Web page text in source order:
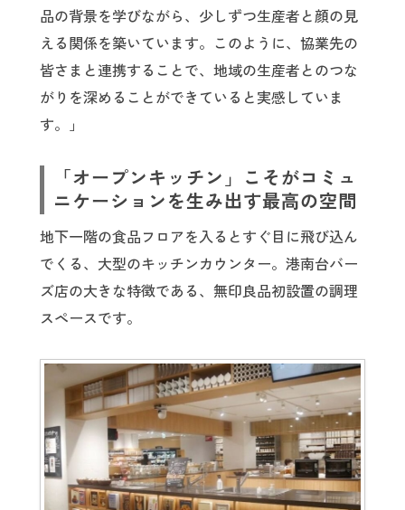
品の背景を学びながら、少しずつ生産者と顔の見
える関係を築いています。このように、協業先の
皆さまと連携することで、地域の生産者とのつな
がりを深めることができていると実感していま
す。」
「オープンキッチン」こそがコミュ
ニケーションを生み出す最高の空間
地下一階の食品フロアを入るとすぐ目に飛び込ん
でくる、大型のキッチンカウンター。港南台バー
ズ店の大きな特徴である、無印良品初設置の調理
スペースです。